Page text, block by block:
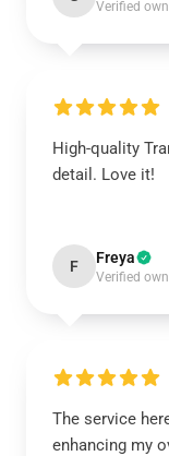
Verified
High-quality
detail. Love it!
F Freya
Verified
The service
enhancing my